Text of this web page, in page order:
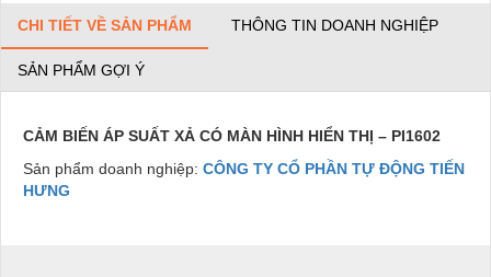
CHI TIẾT VỀ SẢN PHẨM THÔNG TIN DOANH NGHIỆP
SẢN PHẨM GỢI Ý
CẢM BIẾN ÁP SUẤT XẢ CÓ MÀN HÌNH HIỂN THỊ – PI1602
Sản phẩm doanh nghiệp: CÔNG TY CỔ PHẦN TỰ ĐỘNG TIẾN
HƯNG